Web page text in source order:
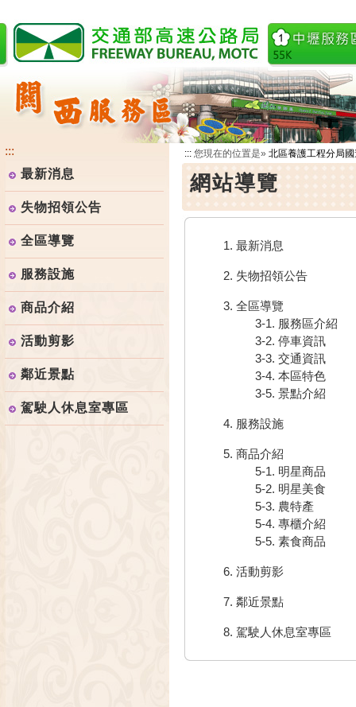
到
:::
最新消息
失物招領公告
全區導覽
服務設施
商品介紹
活動剪影
鄰近景點
駕駛人休息室專區
::: 您現在的位置是» 北區養護工程分局
網站導覽
1. 最新消息
2. 失物招領公告
3. 全區導覽
3-1. 服務區介紹
3-2. 停車資訊
3-3. 交通資訊
3-4. 本區特色
3-5. 景點介紹
4. 服務設施
5. 商品介紹
5-1. 明星商品
5-2. 明星美食
5-3. 農特產
5-4. 專櫃介紹
5-5. 素食商品
6. 活動剪影
7. 鄰近景點
8. 駕駛人休息室專區